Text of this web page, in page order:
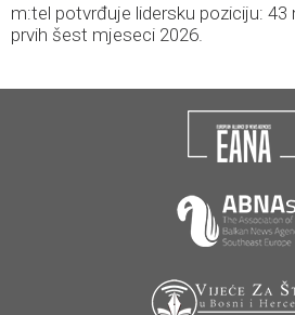
m:tel potvrđuje lidersku poziciju: 43
prvih šest mjeseci 2026.